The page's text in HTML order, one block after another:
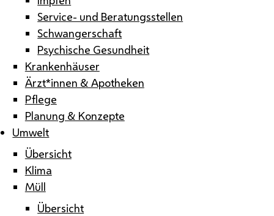
Service- und Beratungsstellen
Schwangerschaft
Psychische Gesundheit
Krankenhäuser
Ärzt*innen & Apotheken
Pflege
Planung & Konzepte
Umwelt
Übersicht
Klima
Müll
Übersicht